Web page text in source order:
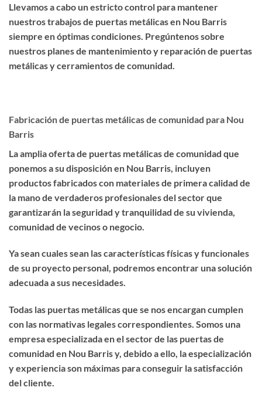
Llevamos a cabo un estricto control para mantener
nuestros trabajos de puertas metálicas en Nou Barris
siempre en óptimas condiciones. Pregúntenos sobre
nuestros planes de mantenimiento y reparación de puertas
metálicas y cerramientos de comunidad.
Fabricación de puertas metálicas de comunidad para Nou
Barris
La amplia oferta de puertas metálicas de comunidad que
ponemos a su disposición en Nou Barris, incluyen
productos fabricados con materiales de primera calidad de
la mano de verdaderos profesionales del sector que
garantizarán la seguridad y tranquilidad de su vivienda,
comunidad de vecinos o negocio.
Ya sean cuales sean las características físicas y funcionales
de su proyecto personal, podremos encontrar una solución
adecuada a sus necesidades.
Todas las puertas metálicas que se nos encargan cumplen
con las normativas legales correspondientes. Somos una
empresa especializada en el sector de las puertas de
comunidad en Nou Barris y, debido a ello, la especialización
y experiencia son máximas para conseguir la satisfacción
del cliente.